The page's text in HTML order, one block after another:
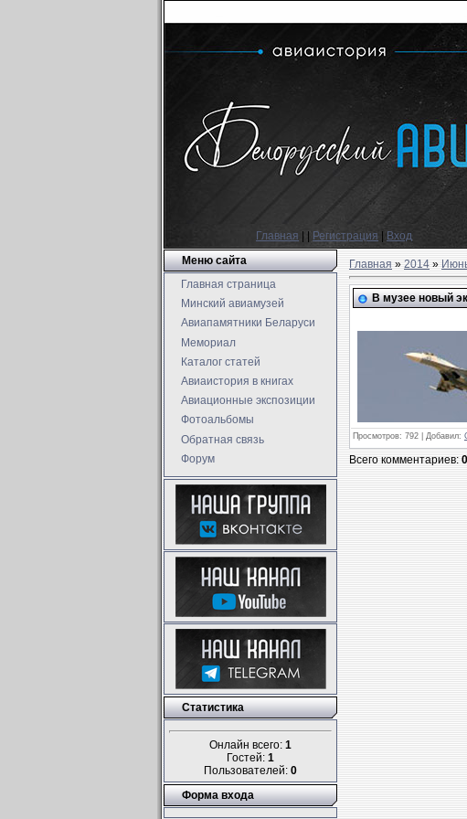
Главная Регистрация
Вход
Меню сайта
Главная страница
Минский авиамузей
Авиапамятники Беларуси
Мемориал
Каталог статей
Авиаистория в книгах
Авиационные экспозиции
Фотоальбомы
Обратная связь
Форум
Статистика
Онлайн всего: 1
Гостей: 1
Пользователей: 0
Форма входа
Главная»2014 »
В музее новый
Просмотров: 792 | Добавил:
Всего комментариев:0